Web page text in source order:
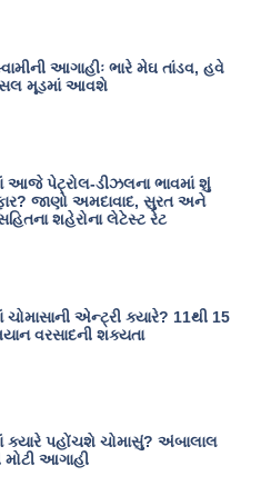
આગાહીઃ ભારે મેઘ તાંડવ, હવે
મૂડમાં આવશે
આજે પેટ્રોલ-ડીઝલના ભાવમાં શું
જાણો અમદાવાદ, સુરત અને
શહેરોના લેટેસ્ટ રેટ
ચોમાસાની એન્ટ્રી ક્યારે? 11થી 15
વરસાદની શક્યતા
ક્યારે પહોંચશે ચોમાસું? અંબાલાલ
મોટી આગાહી